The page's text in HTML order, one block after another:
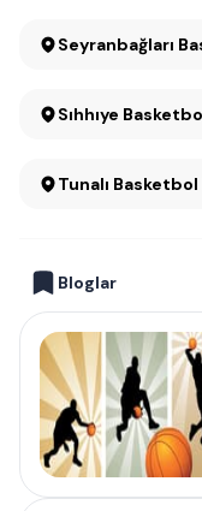
Sıhhıye
Tunalı
Bloglar